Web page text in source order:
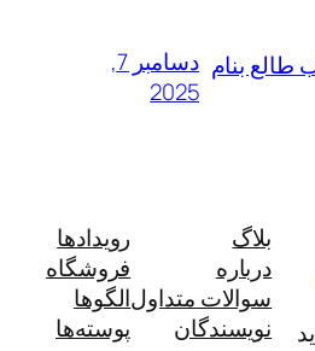
دسامبر 7,
متداول
رویدادها
فروشگاه
الگوها
پوسته‌ها